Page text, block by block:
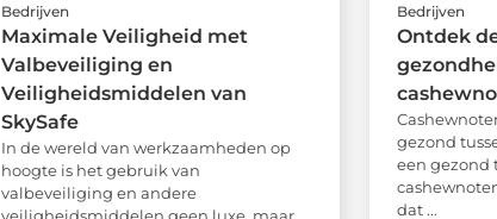
Bedrijven
Maximale Veiligheid met
Valbeveiliging en
Veiligheidsmiddelen van
SkySafe
In de wereld van werkzaamheden op
hoogte is het gebruik van
valbeveiliging en andere
Bedrijven
Ontdek
gezond
een gezond
dat ...